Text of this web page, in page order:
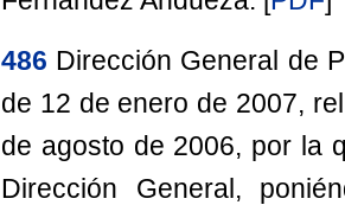
486 Dirección General de
de 12 de enero de 2007,
de agosto de 2006, por la
Dirección General,